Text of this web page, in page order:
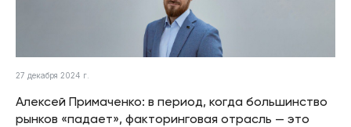
27 декабря 2024 г.
Алексей Примаченко: в период, когда большинство
рынков «падает», факторинговая отрасль — это